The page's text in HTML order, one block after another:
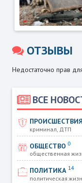
ВСЕ
ПРОИСШЕСТВИЯ
криминал, ДТП
ОБЩЕСТВО0
общественная
ПОЛИТИКА 14
политическая
ОТЗЫВЫ
Недостаточно прав